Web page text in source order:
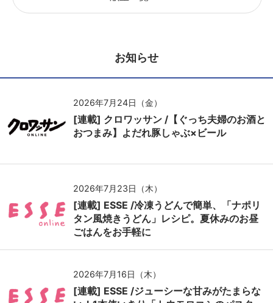
お知らせ
2026年7月24日（金）
[連載] クロワッサン /【ぐっち夫婦のお酒と
おつまみ】よだれ豚しゃぶ×ビール
2026年7月23日（木）
[連載] ESSE /冷凍うどんで簡単、「ナポリ
タン風焼きうどん」レシピ。夏休みのお昼
ごはんをお手軽に
2026年7月16日（木）
[連載] ESSE /ジューシーな甘みがたまらな